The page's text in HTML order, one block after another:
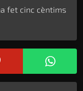
fet cinc cèntims